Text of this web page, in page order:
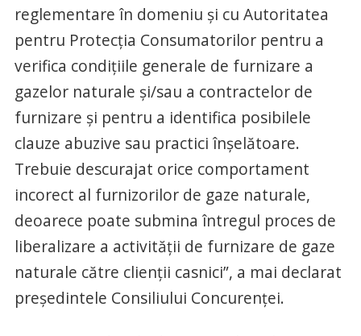
reglementare în domeniu şi cu Autoritatea
pentru Protecţia Consumatorilor pentru a
verifica condiţiile generale de furnizare a
gazelor naturale şi/sau a contractelor de
furnizare şi pentru a identifica posibilele
clauze abuzive sau practici înşelătoare.
Trebuie descurajat orice comportament
incorect al furnizorilor de gaze naturale,
deoarece poate submina întregul proces de
liberalizare a activităţii de furnizare de gaze
naturale către clienţii casnici”, a mai declarat
preşedintele Consiliului Concurenţei.